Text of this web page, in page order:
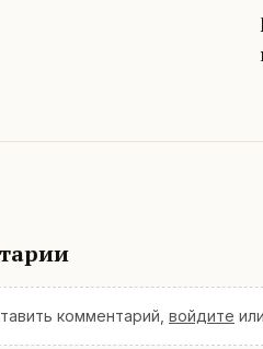
комментарий, войдите или